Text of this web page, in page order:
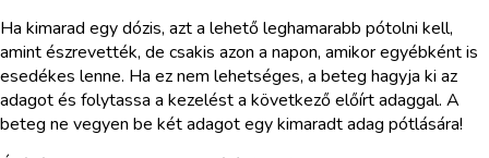
Ha kimarad egy dózis, azt a lehető leghamarabb pótolni kell,
amint észrevették, de csakis azon a napon, amikor egyébként is
esedékes lenne. Ha ez nem lehetséges, a beteg hagyja ki az
adagot és folytassa a kezelést a következő előírt adaggal. A
beteg ne vegyen be két adagot egy kimaradt adag pótlására!